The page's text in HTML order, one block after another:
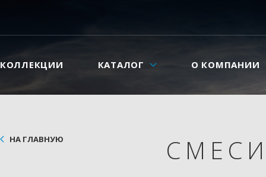
КОЛЛЕКЦИИ КАТАЛОГ О КОМПАНИИ
НА ГЛАВНУЮ